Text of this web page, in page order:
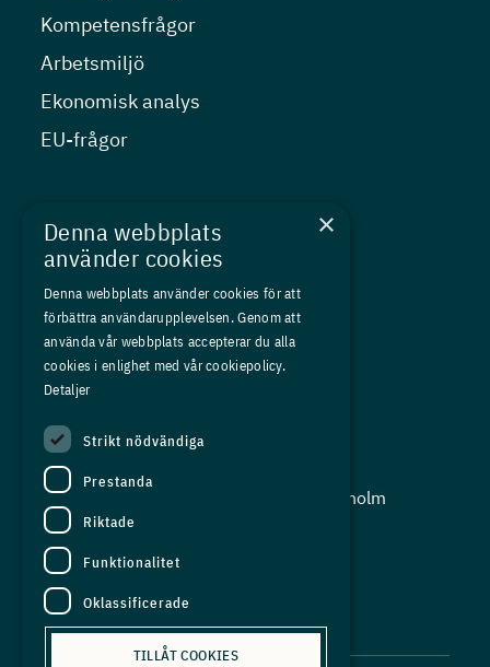
Kompetensfrågor
Arbetsmiljö
Ekonomisk analys
EU-frågor
Kurser
Medlemskap
Om oss
Press
In English
Adress:
Storgatan 19, Box 5501, 114 85 Stockholm
Organisationsnummer:
556625 - 8389
E-post:
info@industriarbetsgivarna.se
×
Denna webbplats
använder cookies
Denna webbplats använder cookies för att
förbättra användarupplevelsen. Genom att
använda vår webbplats accepterar du alla
cookies i enlighet med vår cookiepolicy.
Detaljer
Strikt nödvändiga
Prestanda
Riktade
Funktionalitet
Oklassificerade
TILLÅT COOKIES